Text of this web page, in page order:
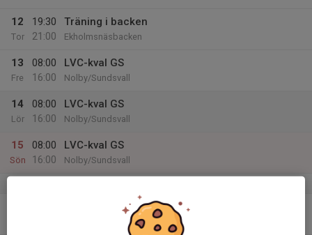
12
Tor
19:30
21:00
Träning i backen
Ekholmsnäsbacken
13
Fre
08:00
16:00
LVC-kval GS
Nolby/Sundsvall
14
Lör
08:00
16:00
LVC-kval GS
Nolby/Sundsvall
15
Sön
08:00
16:00
LVC-kval GS
Nolby/Sundsvall
Träning i backen
Ekholmsnäsbacken